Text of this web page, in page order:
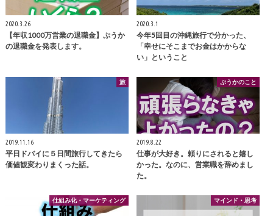
2020.3.26
【年収1000万営業の退職金】ぷうか
の退職金を発表します。
2020.3.1
今年5回目の沖縄旅行で分かった、
「幸せにそこまでお金はかからな
い」ということ
旅
2019.11.16
平日ドバイに５日間旅行してきたら
価値観変わりまくった話。
ぷうかのこと
2019.8.22
仕事が大好き。頼りにされると嬉し
かった。なのに、営業職を辞めまし
た。
仕組み化・マーケティング マインド・思考